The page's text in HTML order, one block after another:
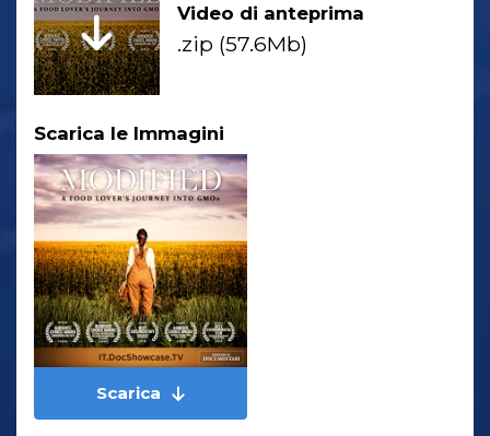
Video di anteprima
.zip (57.6Mb)
Scarica le Immagini
Scarica